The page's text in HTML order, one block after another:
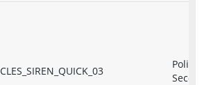
Police